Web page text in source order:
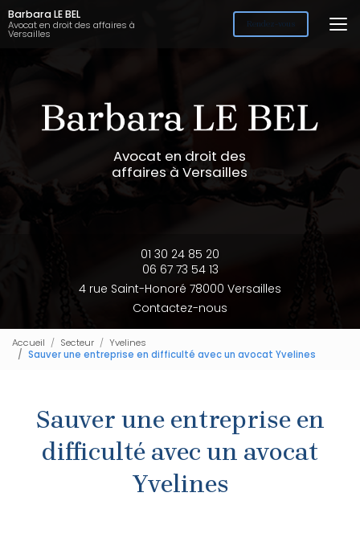
Aller
au
contenu
Barbara LE BEL
Avocat en droit des affaires à
Versailles
Rendez-vous
Avocat en droit des
affaires à Versailles
01 30 24 85 20
06 67 73 54 13
4 rue Saint-Honoré 78000 Versailles
Contactez-nous
Accueil Secteur
Yvelines
Sauver une entreprise en difficulté avec un avocat Yvelines
Sauver une entreprise en
difficulté avec un avocat
Yvelines